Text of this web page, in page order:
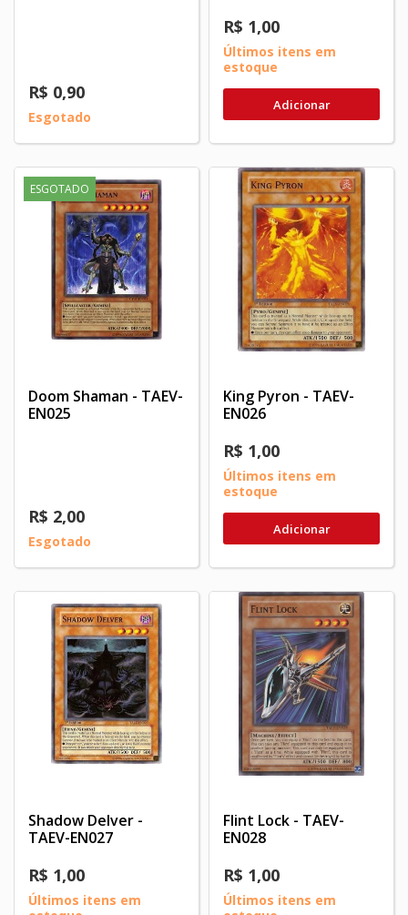
R$ 0,90
Esgotado
R$ 1,00
Últimos itens em
estoque
Adicionar
ESGOTADO
Doom Shaman - TAEV-
EN025
R$ 2,00
Esgotado
King Pyron - TAEV-
EN026
R$ 1,00
Últimos itens em
estoque
Adicionar
Shadow Delver -
TAEV-EN027
R$ 1,00
Últimos itens em
Flint Lock - TAEV-
EN028
R$ 1,00
Últimos itens em